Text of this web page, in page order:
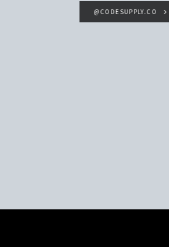
@CODESUPPLY.CO